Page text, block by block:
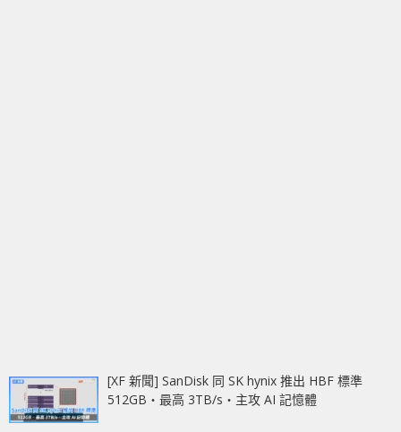
[XF 新聞] SanDisk 同 SK hynix 推出 HBF 標準
512GB‧最高 3TB/s‧主攻 AI 記憶體